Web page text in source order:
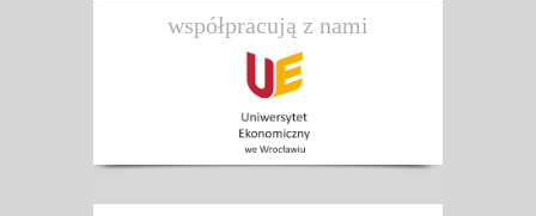
współpracują z nami